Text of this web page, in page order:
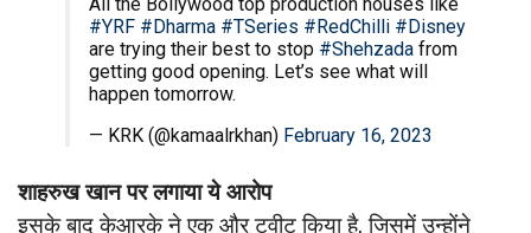
#YRF #Dharma #TSeries #RedChilli #Disney
are trying their best to stop #Shehzada from
getting good opening. Let’s see what will
happen tomorrow.
— KRK (@kamaalrkhan) February 16, 2023
शाहरुख खान पर लगाया ये आरोप
इसके बाद केआरके ने एक और ट्वीट किया है, जिसमें उन्होंने